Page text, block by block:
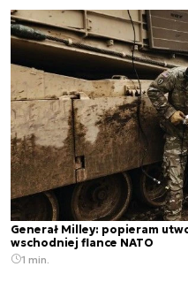
Generał Milley: popieram
wschodniej flance NATO
1 min.